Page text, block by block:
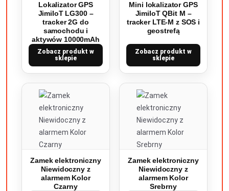
Lokalizator GPS
JimiIoT LG300 –
tracker 2G do
samochodu i
aktywów 10000mAh
Zobacz produkt w
sklepie
Mini lokalizator GPS
JimiIoT QBit M –
tracker LTE-M z SOS i
geostrefą
Zobacz produkt w
sklepie
Zamek elektroniczny
Niewidoczny z
alarmem Kolor
Czarny
Zamek elektroniczny
Niewidoczny z
alarmem Kolor
Srebrny